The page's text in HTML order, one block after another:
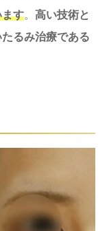
す。 高い技術と
るみ治療である